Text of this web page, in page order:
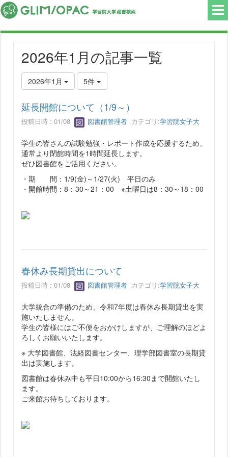
2026年1月の記事一覧
2026年1月 5件
延長開館について（1/9～）
投稿日時 : 01/08 図書館管理者 カテゴリ:学習院女子大
学生の皆さんの試験勉強・レポート作成を応援するため、
通常より閉館時間を1時間延長します。
ぜひ図書館をご活用ください。
・期 間：1/9(金)～1/27(火) 平日のみ
・開館時間：8：30～21：00 ※土曜日は8：30～18：00
春休み長期貸出について
投稿日時 : 01/08 図書館管理者 カテゴリ:学習院女子大
大学統合の準備のため、令和7年度は春休み長期貸出を実
施いたしません。
学生の皆様にはご不便をおかけしますが、ご理解のほどよ
ろしくお願いいたします。
※ 大学図書館、法経図書センター、理学部図書室の長期貸
出は実施します。
図書館は春休み中も平日10:00から16:30まで開館いたし
ます。
ご来館お待ちしております。